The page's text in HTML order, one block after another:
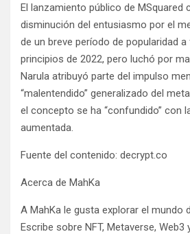
El lanzamiento público de MSquared
disminución del entusiasmo por el
de un breve período de popularidad
principios de 2022, pero luchó por
Narula atribuyó parte del impulso
“malentendido” generalizado del
el concepto se ha “confundido” con
aumentada.
Fuente del contenido: decrypt.co
Acerca de MahKa
A MahKa le gusta explorar el mundo
Escribe sobre NFT, Metaverse,